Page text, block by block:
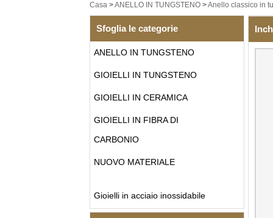
Casa>ANELLO IN TUNGSTENO>Anello classico in
Sfoglia le categorie
ANELLO IN TUNGSTENO
GIOIELLI IN TUNGSTENO
GIOIELLI IN CERAMICA
GIOIELLI IN FIBRA DI
CARBONIO
NUOVO MATERIALE
Gioielli in acciaio inossidabile